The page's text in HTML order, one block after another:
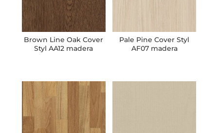
Brown Line Oak Cover
Styl AA12 madera
Pale Pine Cover Styl
AF07 madera